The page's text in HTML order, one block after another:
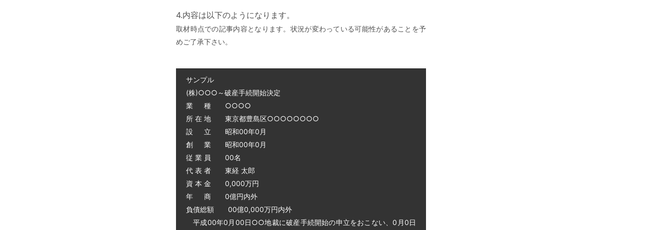
4.内容は以下のようになります。
取材時点での記事内容となります。状況が変わっている可能性があることを予
めご了承下さい。
サンプル
(株)○○○～破産手続開始決定
業 種 ○○○○
所 在 地 東京都豊島区○○○○○○○○
設 立 昭和00年0月
創 業 昭和00年0月
従 業 員 00名
代 表 者 東経 太郎
資 本 金 0,000万円
年 商 0億円内外
負債総額 00億0,000万円内外
平成00年0月00日○○地裁に破産手続開始の申立をおこない、0月0日